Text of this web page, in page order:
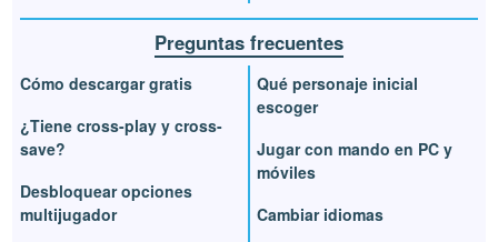
Preguntas frecuentes
Cómo descargar gratis
¿Tiene cross-play y cross-
save?
Desbloquear opciones
multijugador
Qué personaje inicial
escoger
Jugar con mando en PC y
móviles
Cambiar idiomas